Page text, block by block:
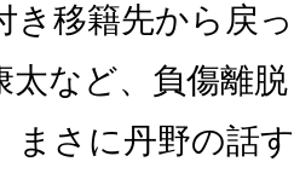
き移籍先から戻
太など、負傷離
まさに丹野の話